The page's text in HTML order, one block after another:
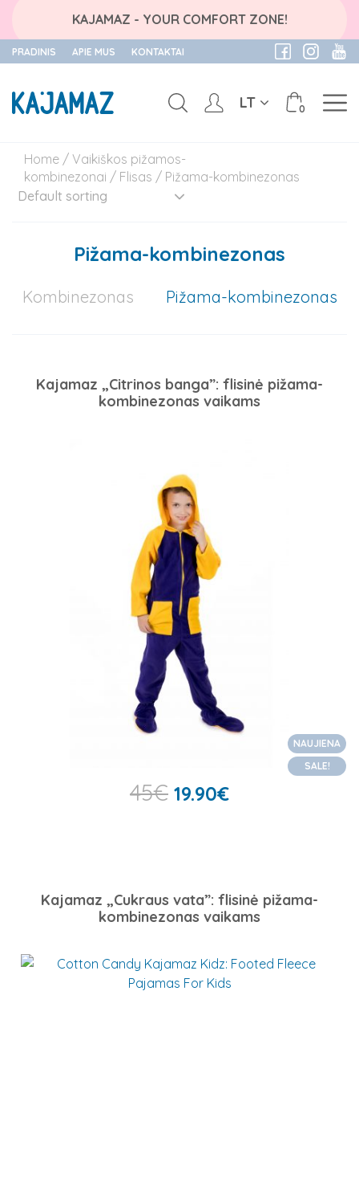
KAJAMAZ - YOUR COMFORT ZONE!
content
PRADINIS APIE MUS KONTAKTAI
0
LT
Home / Vaikiškos pižamos-
kombinezonai / Flisas / Pižama-kombinezonas
Pižama-kombinezonas
Kombinezonas Pižama-kombinezonas
Kajamaz „Citrinos banga”: flisinė pižama-
kombinezonas vaikams
NAUJIENA
SALE!
45€ 19.90€
Kajamaz „Cukraus vata”: flisinė pižama-
kombinezonas vaikams